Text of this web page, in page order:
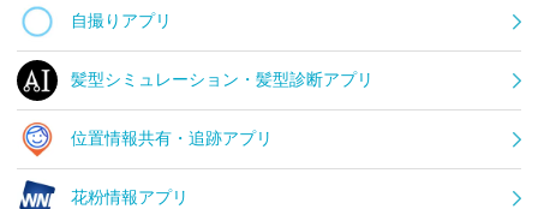
自撮りアプリ
髪型シミュレーション・髪型診断アプリ
位置情報共有・追跡アプリ
花粉情報アプリ